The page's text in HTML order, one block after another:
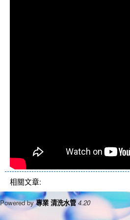
相關文章:
Powered by專業 清洗水管 4.20